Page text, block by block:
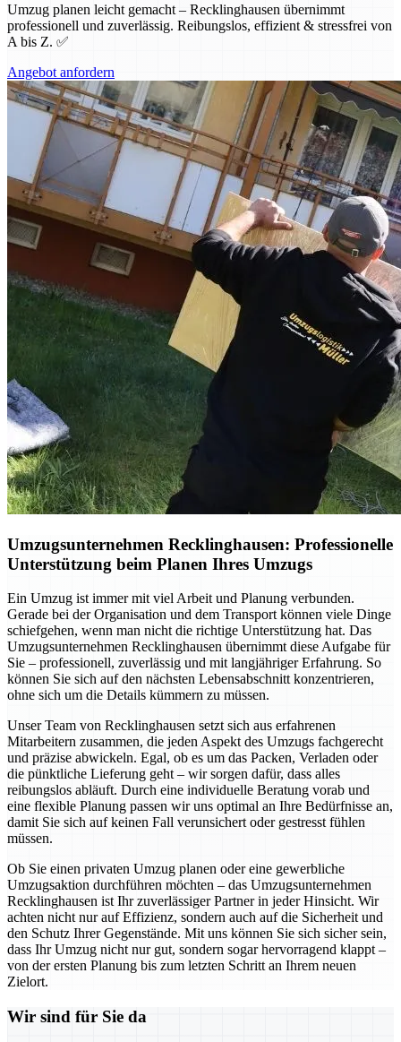
Umzug planen leicht gemacht – Recklinghausen übernimmt
professionell und zuverlässig. Reibungslos, effizient & stressfrei von
A bis Z. ✅
Angebot anfordern
Umzugsunternehmen Recklinghausen: Professionelle
Unterstützung beim Planen Ihres Umzugs
Ein Umzug ist immer mit viel Arbeit und Planung verbunden.
Gerade bei der Organisation und dem Transport können viele Dinge
schiefgehen, wenn man nicht die richtige Unterstützung hat. Das
Umzugsunternehmen Recklinghausen übernimmt diese Aufgabe für
Sie – professionell, zuverlässig und mit langjähriger Erfahrung. So
können Sie sich auf den nächsten Lebensabschnitt konzentrieren,
ohne sich um die Details kümmern zu müssen.
Unser Team von Recklinghausen setzt sich aus erfahrenen
Mitarbeitern zusammen, die jeden Aspekt des Umzugs fachgerecht
und präzise abwickeln. Egal, ob es um das Packen, Verladen oder
die pünktliche Lieferung geht – wir sorgen dafür, dass alles
reibungslos abläuft. Durch eine individuelle Beratung vorab und
eine flexible Planung passen wir uns optimal an Ihre Bedürfnisse an,
damit Sie sich auf keinen Fall verunsichert oder gestresst fühlen
müssen.
Ob Sie einen privaten Umzug planen oder eine gewerbliche
Umzugsaktion durchführen möchten – das Umzugsunternehmen
Recklinghausen ist Ihr zuverlässiger Partner in jeder Hinsicht. Wir
achten nicht nur auf Effizienz, sondern auch auf die Sicherheit und
den Schutz Ihrer Gegenstände. Mit uns können Sie sich sicher sein,
dass Ihr Umzug nicht nur gut, sondern sogar hervorragend klappt –
von der ersten Planung bis zum letzten Schritt an Ihrem neuen
Zielort.
Wir sind für Sie da